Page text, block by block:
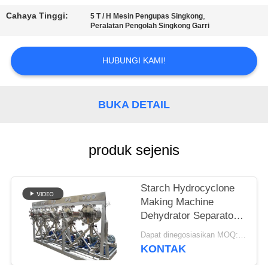
HUBUNGI
KAMI
PENAWARAN
SITEMAP
KEBIJAKAN
PRIVASI
Cahaya Tinggi: 5 T / H Mesin Pengupas Singkong,
Peralatan Pengolah Singkong Garri
HUBUNGI KAMI!
BUKA DETAIL
produk sejenis
Starch Hydrocyclone
Making Machine
Dehydrator Separator
Peralatan
Dapat dinegosiasikan MOQ:1 SET
KONTAK